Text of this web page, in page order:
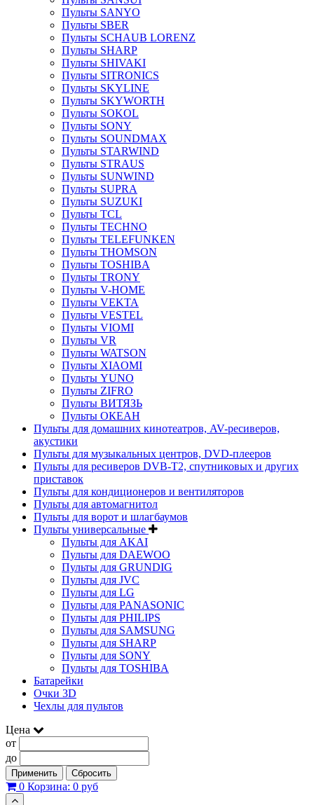
Пульты SANYO
Пульты SBER
Пульты SCHAUB LORENZ
Пульты SHARP
Пульты SHIVAKI
Пульты SITRONICS
Пульты SKYLINE
Пульты SKYWORTH
Пульты SOKOL
Пульты SONY
Пульты SOUNDMAX
Пульты STARWIND
Пульты STRAUS
Пульты SUNWIND
Пульты SUPRA
Пульты SUZUKI
Пульты TCL
Пульты TECHNO
Пульты TELEFUNKEN
Пульты THOMSON
Пульты TOSHIBA
Пульты TRONY
Пульты V-HOME
Пульты VEKTA
Пульты VESTEL
Пульты VIOMI
Пульты VR
Пульты WATSON
Пульты XIAOMI
Пульты YUNO
Пульты ZIFRO
Пульты ВИТЯЗЬ
Пульты ОКЕАН
Пульты для домашних кинотеатров, AV-ресиверов,
акустики
Пульты для музыкальных центров, DVD-плееров
Пульты для ресиверов DVB-T2, спутниковых и других
приставок
Пульты для кондиционеров и вентиляторов
Пульты для автомагнитол
Пульты для ворот и шлагбаумов
Пульты универсальные
Пульты для AKAI
Пульты для DAEWOO
Пульты для GRUNDIG
Пульты для JVC
Пульты для LG
Пульты для PANASONIC
Пульты для PHILIPS
Пульты для SAMSUNG
Пульты для SHARP
Пульты для SONY
Пульты для TOSHIBA
Батарейки
Очки 3D
Чехлы для пультов
Цена
от
до
Применить Сбросить
0 Корзина: 0 руб